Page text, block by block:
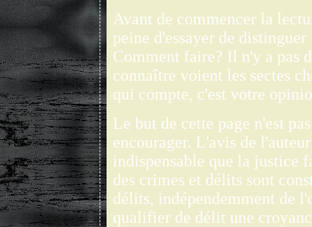
Avant de commencer la
peine d'essayer de
Comment faire? Il n'y a pas
connaître voient les sectes
qui compte, c'est votre
Le but de cette page n'est
encourager. L'avis de
indispensable que la justice
des crimes et délits sont
délits, indépendemment de
qualifier de délit une